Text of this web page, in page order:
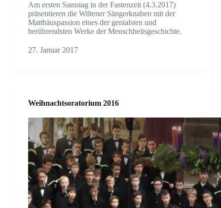
Am ersten Samstag in der Fastenzeit (4.3.2017)
präsentieren die Wiltener Sängerknaben mit der
Matthäuspassion eines der genialsten und
berührendsten Werke der Menschheitsgeschichte.
27. Januar 2017
Weihnachtsoratorium 2016